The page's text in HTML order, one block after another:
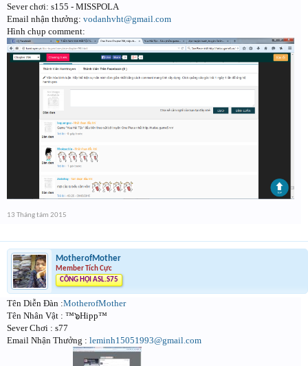
Sever chơi: s155 - MISSPOLA
Email nhận thưởng: vodanhvht@gmail.com
Hình chụp comment:
13 Tháng tám 2015
MotherofMother
Member Tích Cực
CÔNG HỘI ASL.S75
Tên Diễn Đàn :MotherofMother
Tên Nhân Vật : ™๖Hipp™
Sever Chơi : s77
Email Nhận Thưởng : leminh15051993@gmail.com